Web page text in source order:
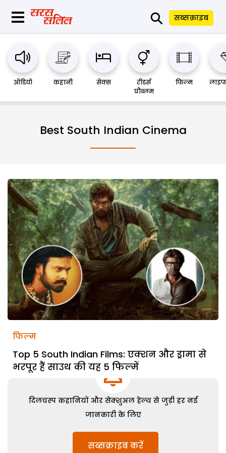
⚲ सब्सक्राइब
ऑडियो कहानी सेक्स
रीडर्स
प्रौब्लम
फिल्म
Best South Indian Cinema
फिल्म
Top 5 South Indian Films: एक्शन और ड्रामा से
भरपूर हैं साउथ की यह 5 फिल्में
दिलचस्प कहानियों और सेक्शुअल हेल्थ से जुड़ी हर नई
जानकारी के लिए
सब्सक्राइब करें